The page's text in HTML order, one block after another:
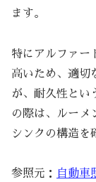
ます。
特にアルファー
高いため、適切
が、耐久性とい
の際は、ルーメ
シンクの構造を
参照元： 自動車